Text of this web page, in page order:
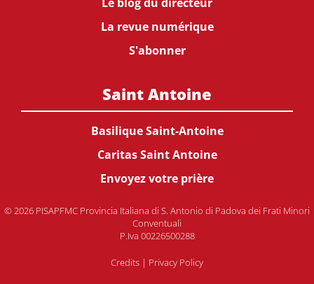
La revue numérique
S'abonner
Saint Antoine
Basilique Saint-Antoine
Caritas Saint Antoine
Envoyez votre prière
© 2026 PISAPFMC Provincia Italiana di S. Antonio di Padova dei Frati Minori
Conventuali
P.Iva 00226500288
Credits | Privacy Policy